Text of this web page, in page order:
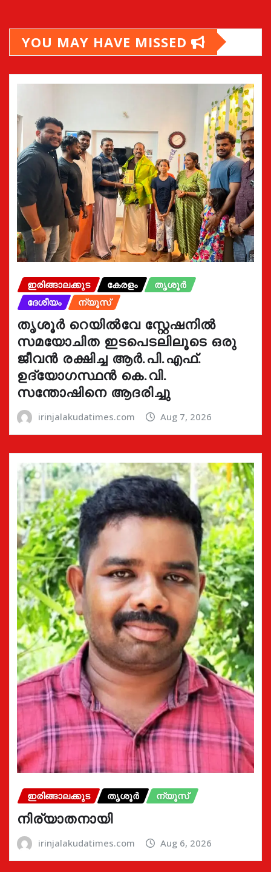
YOU MAY HAVE MISSED
ഇരിങ്ങാലക്കുട കേരളം
തൃശൂർ
ദേശീയം
ന്യൂസ്
തൃശൂർ റെയിൽവേ സ്റ്റേഷനിൽ
സമയോചിത ഇടപെടലിലൂടെ ഒരു
ജീവൻ രക്ഷിച്ച ആർ.പി.എഫ്.
ഉദ്യോഗസ്ഥൻ കെ.വി.
സന്തോഷിനെ ആദരിച്ചു
irinjalakudatimes.com Aug 7, 2026
ഇരിങ്ങാലക്കുട തൃശൂർ ന്യൂസ്
നിര്യാതനായി
irinjalakudatimes.com Aug 6, 2026